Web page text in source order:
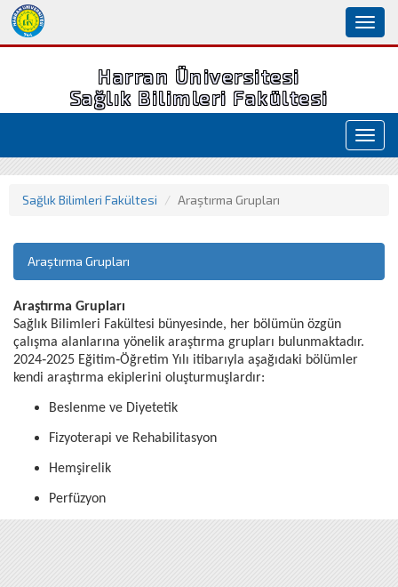
Harran Üniversitesi
Sağlık Bilimleri Fakültesi
Sağlık Bilimleri Fakültesi Araştırma Grupları
Araştırma Grupları
Araştırma Grupları
Sağlık Bilimleri Fakültesi bünyesinde, her bölümün özgün
çalışma alanlarına yönelik araştırma grupları bulunmaktadır.
2024‑2025 Eğitim‑Öğretim Yılı itibarıyla aşağıdaki bölümler
kendi araştırma ekiplerini oluşturmuşlardır:
Beslenme ve Diyetetik
Fizyoterapi ve Rehabilitasyon
Hemşirelik
Perfüzyon